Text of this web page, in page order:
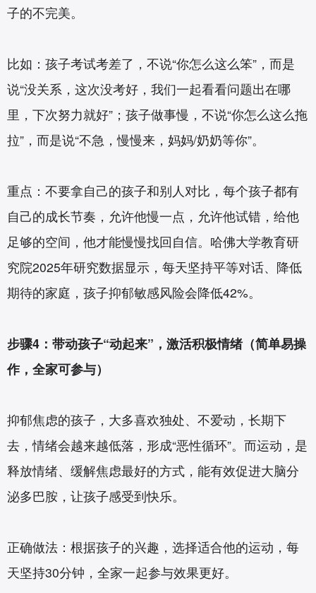
子的不完美。
比如：孩子考试考差了，不说“你怎么这么笨”，而是
说“没关系，这次没考好，我们一起看看问题出在哪
里，下次努力就好”；孩子做事慢，不说“你怎么这么拖
拉”，而是说“不急，慢慢来，妈妈/奶奶等你”。
重点：不要拿自己的孩子和别人对比，每个孩子都有
自己的成长节奏，允许他慢一点，允许他试错，给他
足够的空间，他才能慢慢找回自信。哈佛大学教育研
究院2025年研究数据显示，每天坚持平等对话、降低
期待的家庭，孩子抑郁敏感风险会降低42%。
步骤4：带动孩子“动起来”，激活积极情绪（简单易操
作，全家可参与）
抑郁焦虑的孩子，大多喜欢独处、不爱动，长期下
去，情绪会越来越低落，形成“恶性循环”。而运动，是
释放情绪、缓解焦虑最好的方式，能有效促进大脑分
泌多巴胺，让孩子感受到快乐。
正确做法：根据孩子的兴趣，选择适合他的运动，每
天坚持30分钟，全家一起参与效果更好。